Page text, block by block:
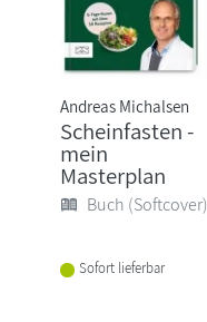
Andreas Michalsen
Scheinfasten -
mein
Masterplan
Buch (Softcover)
Sofort lieferbar